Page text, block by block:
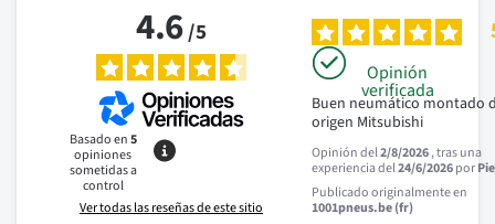
4.6/5
Basado en5
opiniones
sometidas a
control
Ver todas las reseñas de este sitio
Opinión
verificada
Buen neumático montado
origen Mitsubishi
Opinión del2/8/2026, tras una
experiencia del24/6/2026por
Publicado originalmente en
1001pneus.be (fr)